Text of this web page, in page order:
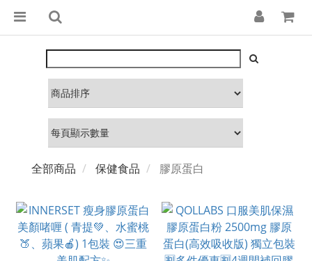
全部商品 保健食品 膠原蛋白